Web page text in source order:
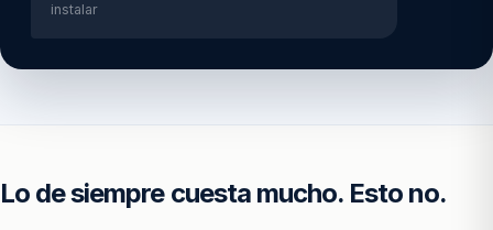
instalar
Lo de siempre cuesta mucho. Esto no.